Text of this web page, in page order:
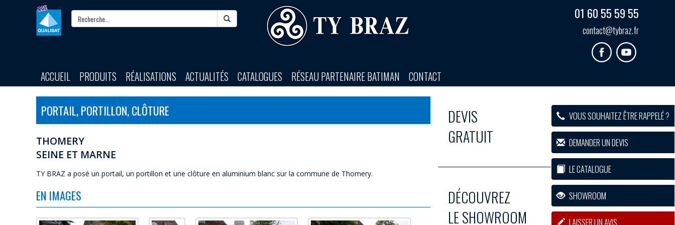
VOUS SOUHAITEZ ÊTRE RAPPELÉ ?
DEMANDER UN DEVIS
LE CATALOGUE
SHOWROOM
LAISSER UN AVIS
01 60 55 59 55
contact@tybraz.fr
ACCUEIL PRODUITS RÉALISATIONS ACTUALITÉS CATALOGUES RÉSEAU PARTENAIRE BATIMAN CONTACT
PORTAIL, PORTILLON, CLÔTURE
THOMERY
SEINE ET MARNE
TY BRAZ a posé un portail, un portillon et une clôture en aluminium blanc sur la commune de Thomery.
EN IMAGES
DEVIS
GRATUIT
DÉCOUVREZ
LE SHOWROOM